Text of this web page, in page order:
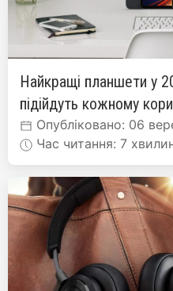
Найкращі планшети у
підійдуть кожному
Опубліковано: 06
Час читання: 7